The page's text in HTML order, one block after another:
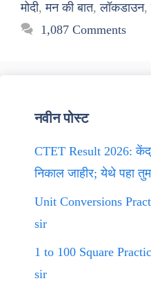
मोदी,मन की बात,लॉकडाउन,
1,087 Comments
नवीन पोस्ट
CTET Result 2026:
निकाल जाहीर; येथे पहा
Unit Conversions
sir
1 to 100 Square
sir